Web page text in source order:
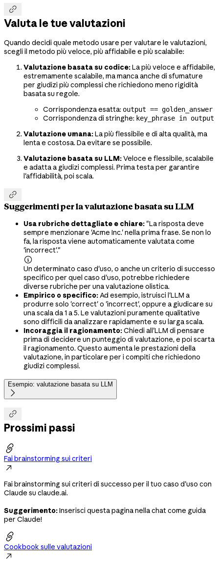

Valuta le tue valutazioni
Quando decidi quale metodo usare per valutare le valutazioni,
scegli il metodo più veloce, più affidabile e più scalabile:
Valutazione basata su codice:La più veloce e affidabile,
estremamente scalabile, ma manca anche di sfumature
per giudizi più complessi che richiedono meno rigidità
basata su regole.
Corrispondenza esatta: output == golden_answer
Corrispondenza di stringhe: key_phrase in output
Valutazione umana:La più flessibile e di alta qualità, ma
lenta e costosa. Da evitare se possibile.
Valutazione basata su LLM:Veloce e flessibile, scalabile
e adatta a giudizi complessi. Prima testa per garantire
l'affidabilità, poi scala.

Suggerimenti per la valutazione basata su LLM
Usa rubriche dettagliate e chiare:"La risposta deve
sempre menzionare 'Acme Inc.' nella prima frase. Se non lo
fa, la risposta viene automaticamente valutata come
'incorrect'."

Un determinato caso d'uso, o anche un criterio di successo
specifico per quel caso d'uso, potrebbe richiedere
diverse rubriche per una valutazione olistica.
Empirico o specifico:Ad esempio, istruisci l'LLM a
produrre solo 'correct' o 'incorrect', oppure a giudicare su
una scala da 1 a 5. Le valutazioni puramente qualitative
sono difficili da analizzare rapidamente e su larga scala.
Incoraggia il ragionamento:Chiedi all'LLM di pensare
prima di decidere un punteggio di valutazione, e poi scarta
il ragionamento. Questo aumenta le prestazioni della
valutazione, in particolare per i compiti che richiedono
giudizi complessi.
Esempio: valutazione basata su LLM


Prossimi passi

Fai brainstorming sui criteri

Fai brainstorming sui criteri di successo per il tuo caso d'uso con
Claude su claude.ai.
Suggerimento:Inserisci questa pagina nella chat come guida
per Claude!

Cookbook sulle valutazioni
